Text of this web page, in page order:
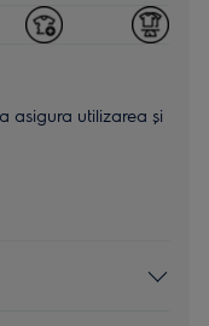
asigura utilizarea și